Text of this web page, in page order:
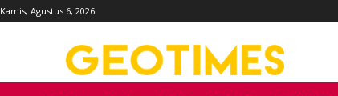
Kamis, Agustus 6, 2026